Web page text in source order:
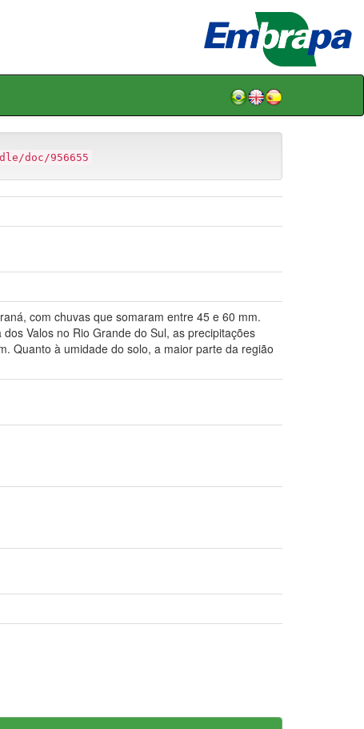
doc/956655
com chuvas que somaram entre 45 e 60 mm.
Valos no Rio Grande do Sul, as precipitações
Quanto à umidade do solo, a maior parte da região